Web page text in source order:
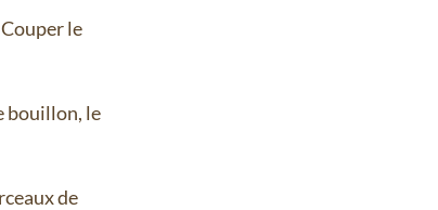
le
bouillon, le
de